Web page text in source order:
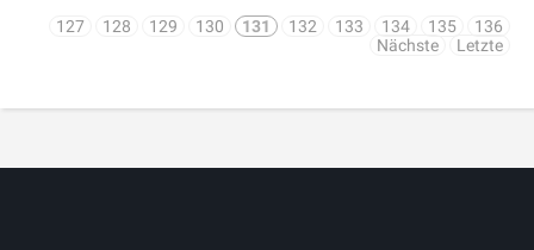
127
128 129 130 131 132 133 134 135
136
Nächste
Letzte